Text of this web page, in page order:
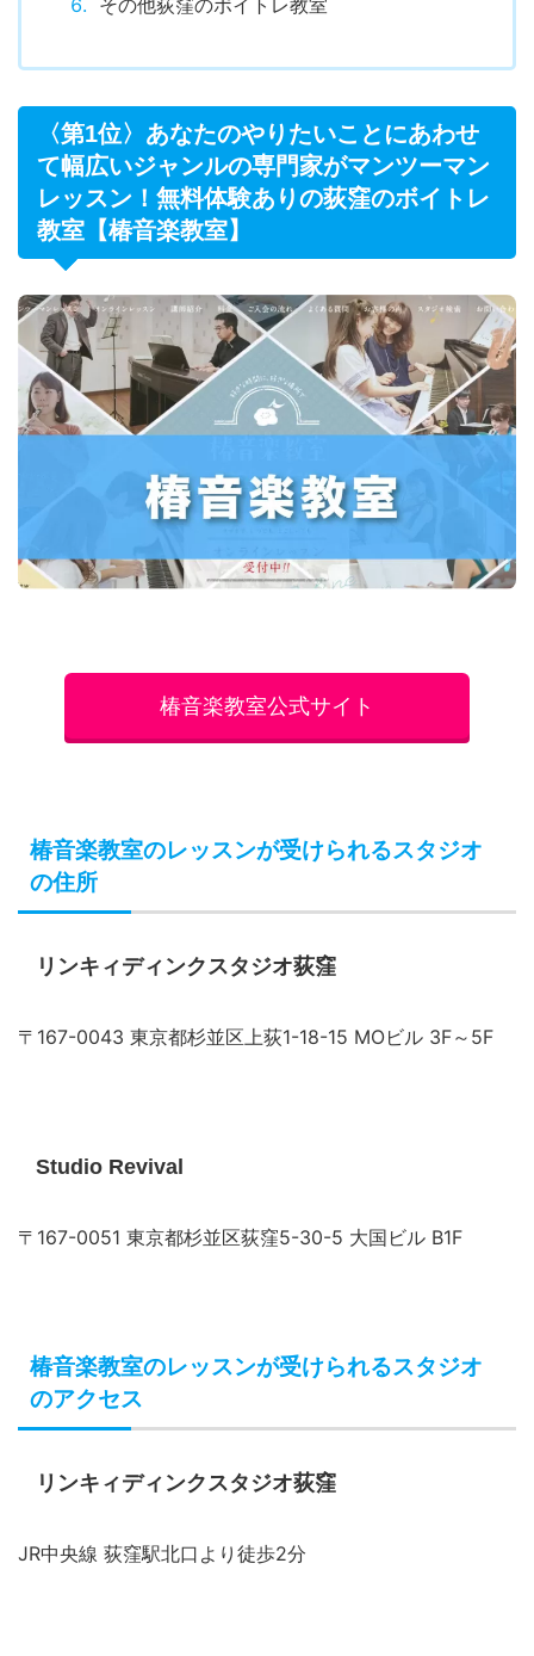
〈第1位〉あなたのやりたいことにあわせ
て幅広いジャンルの専門家がマンツーマン
レッスン！無料体験ありの荻窪のボイトレ
教室【椿音楽教室】
椿音楽教室公式サイト
椿音楽教室のレッスンが受けられるスタジオ
の住所
リンキィディンクスタジオ荻窪
〒167-0043 東京都杉並区上荻1-18-15 MOビル 3F～5F
Studio Revival
〒167-0051 東京都杉並区荻窪5-30-5 大国ビル B1F
椿音楽教室のレッスンが受けられるスタジオ
のアクセス
リンキィディンクスタジオ荻窪
JR中央線 荻窪駅北口より徒歩2分